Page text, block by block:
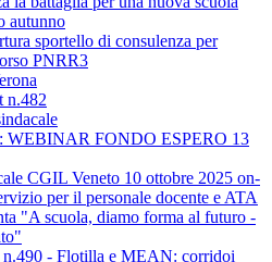
autunno
sportello di consulenza per
PNRR3
n.482
WEBINAR FONDO ESPERO 13
CGIL Veneto 10 ottobre 2025 on-
per il personale docente e ATA
"A scuola, diamo forma al futuro -
n.490 - Flotilla e MEAN: corridoi